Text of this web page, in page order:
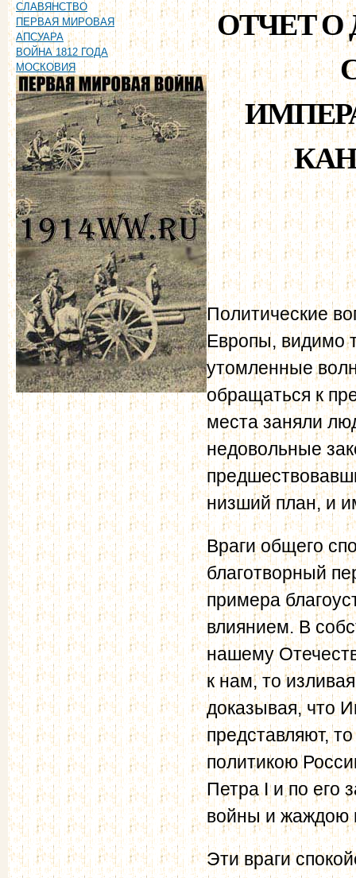
СЛАВЯНСТВО
ПЕРВАЯ МИРОВАЯ
АПСУАРА
ВОЙНА 1812 ГОДА
МОСКОВИЯ
ОТЧЕТ О
Политические
Европы, видимо
утомленные
обращаться к
места заняли
недовольные
низший план, и
Враги общего
благотворный
примера
влиянием. В
нашему
к нам, то
доказывая, что
представляют,
политикою
Петра I и по его
войны и жаждою
Эти враги